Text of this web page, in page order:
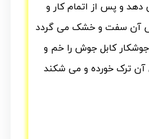
و پس از اتمام کار و
آن سفت و خشک می گردد
کابل جوش را خم و
آن ترک خورده و می شکند